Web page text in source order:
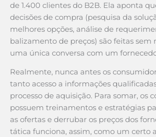
de 1.400 clientes do B2B. Ela aponta
decisões de compra (pesquisa da
melhores opções, análise de
balizamento de preços) são feitas sem
uma única conversa com um
Realmente, nunca antes os
tanto acesso a informações
processo de aquisição. Para somar, os
possuem treinamentos e estratégias
as ofertas e derrubar os preços dos
tática funciona, assim, como um certo